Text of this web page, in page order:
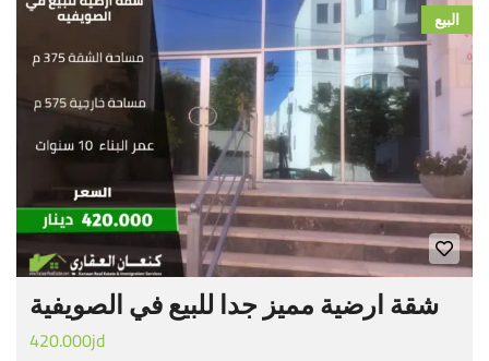
البيع
شقة ارضية مميز جدا للبيع في الصويفية
420.000jd